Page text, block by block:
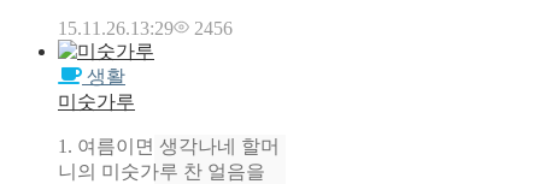
15.11.26.13:29 2456
생활
미숫가루
1. 여름이면 생각나네 할머
니의 미숫가루 찬 얼음을